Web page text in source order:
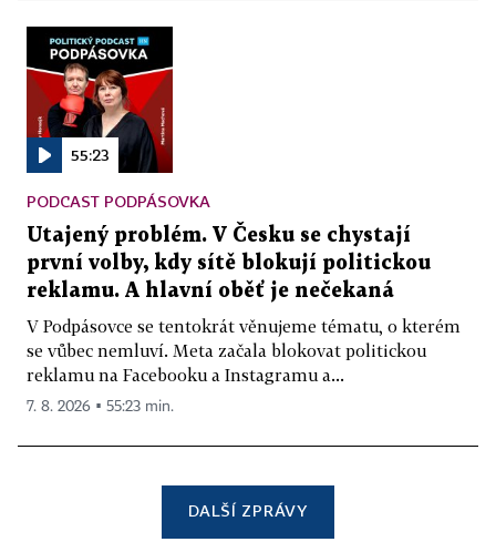
55:23
PODCAST PODPÁSOVKA
Utajený problém. V Česku se chystají
první volby, kdy sítě blokují politickou
reklamu. A hlavní oběť je nečekaná
V Podpásovce se tentokrát věnujeme tématu, o kterém
se vůbec nemluví. Meta začala blokovat politickou
reklamu na Facebooku a Instagramu a...
7. 8. 2026 ▪ 55:23 min.
DALŠÍ ZPRÁVY